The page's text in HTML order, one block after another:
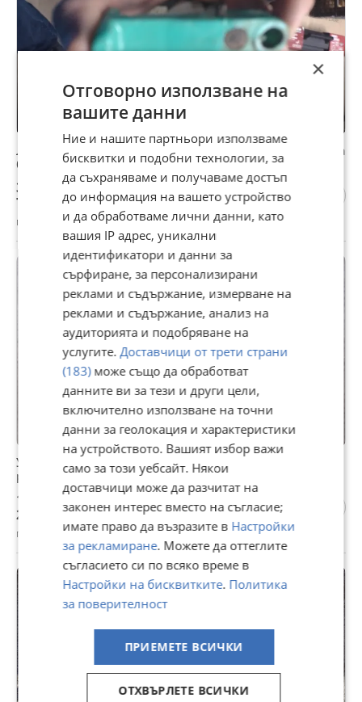
Лост за мотоблок пловдивски акме или руджерини за
блокаж.
35,79 €
70 лв
гр. Бойчиновци, Монтана, 25 юли
Уширители за пловдивски мотоблок акме или
руджерини.
112,48 €
219,99 лв
гр. Бойчиновци, Монтана, 25 юли
×
Отговорно използване на
вашите данни
Ние и нашите партньори използваме
бисквитки и подобни технологии, за
да съхраняваме и получаваме достъп
до информация на вашето устройство
и да обработваме лични данни, като
вашия IP адрес, уникални
идентификатори и данни за
сърфиране, за персонализирани
реклами и съдържание, измерване на
реклами и съдържание, анализ на
аудиторията и подобряване на
услугите. Доставчици от трети страни
(183)може също да обработват
данните ви за тези и други цели,
включително използване на точни
данни за геолокация и характеристики
на устройството. Вашият избор важи
само за този уебсайт. Някои
доставчици може да разчитат на
законен интерес вместо на съгласие;
имате право да възразите в Настройки
за рекламиране. Можете да оттеглите
съгласието си по всяко време в
Настройки на бисквитките. Политика
за поверителност
ПРИЕМЕТЕ ВСИЧКИ
ОТХВЪРЛЕТЕ ВСИЧКИ